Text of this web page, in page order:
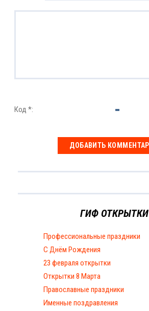
Код *:
ГИФ ОТКРЫТКИ
Профессиональные праздники
С Днём Рождения
23 февраля открытки
Открытки 8 Марта
Православные праздники
Именные поздравления